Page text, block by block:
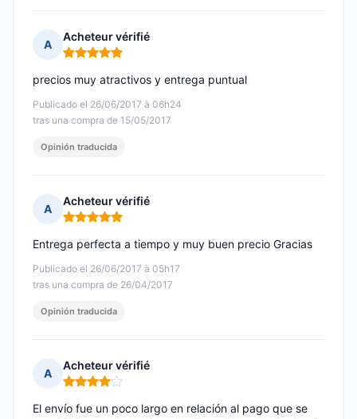
A
Acheteur vérifié
Nota: 5 de 5
Publicado el 26/06/2017 à 06h24
tras una compra de 15/05/2017
precios muy atractivos y entrega puntual
Opinión traducida
A
Acheteur vérifié
Nota: 5 de 5
Publicado el 26/06/2017 à 05h17
tras una compra de 26/04/2017
Entrega perfecta a tiempo y muy buen precio Gracias
Opinión traducida
A
Acheteur vérifié
Nota: 4 de 5
El envío fue un poco largo en relación al pago que se